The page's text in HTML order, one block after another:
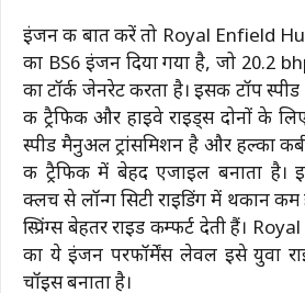
इंजन की बात करें तो Royal Enfield
का BS6 इंजन दिया गया है, जो 20.2
का टॉर्क जेनरेट करता है। इसकी टॉप
की ट्रैफिक और हाइवे राइड्स दोनों के
स्पीड मैनुअल ट्रांसमिशन है और हल्का
की ट्रैफिक में बेहद एजाइल बनाता
क्लच से लॉन्ग सिटी राइडिंग में थकान कम
स्प्रिंग्स बेहतर राइड कम्फर्ट देती हैं।
का ये इंजन परफॉर्मेंस लेवल इसे युवा
चॉइस बनाता है।